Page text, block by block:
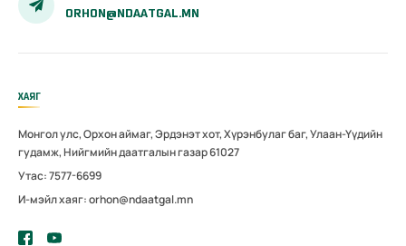
ORHON@NDAATGAL.MN
ХАЯГ
Монгол улс, Орхон аймаг, Эрдэнэт хот, Хүрэнбулаг баг, Улаан-Үүдийн
гудамж, Нийгмийн даатгалын газар 61027
Утас: 7577-6699
И-мэйл хаяг: orhon@ndaatgal.mn